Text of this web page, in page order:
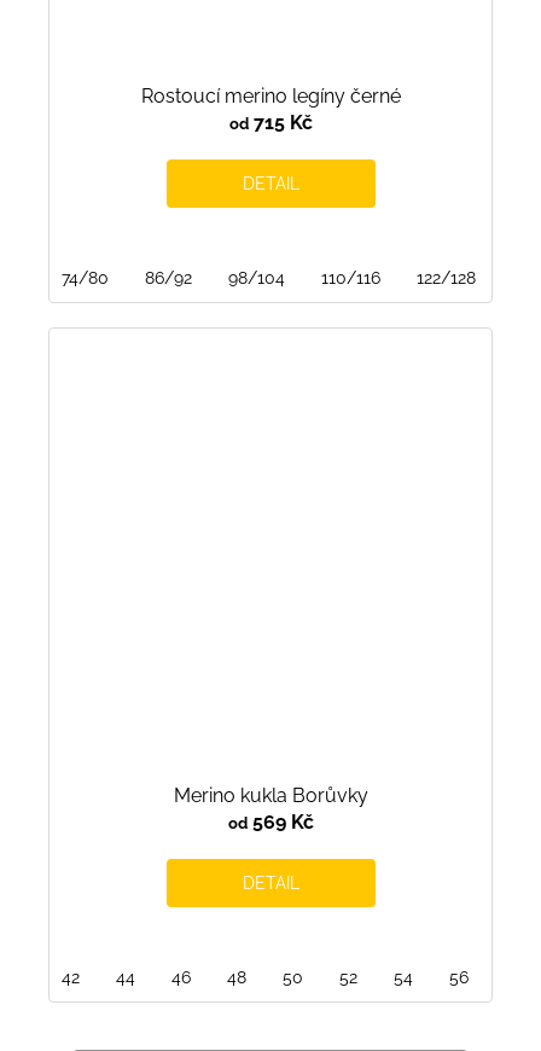
Rostoucí merino legíny černé
od715 Kč
DETAIL
74/80 86/92 98/104 110/116 122/128
Merino kukla Borůvky
od569 Kč
DETAIL
42 44 46 48 50 52 54 56